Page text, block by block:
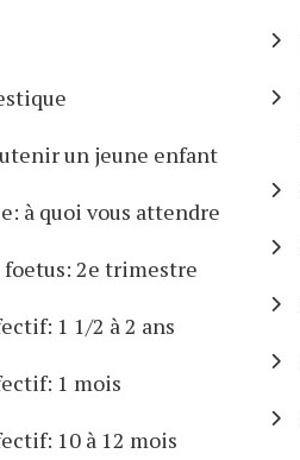
un jeune enfant
à quoi vous attendre
du foetus: 2e trimestre
1 1/2 à 2 ans
1 mois
10 à 12 mois